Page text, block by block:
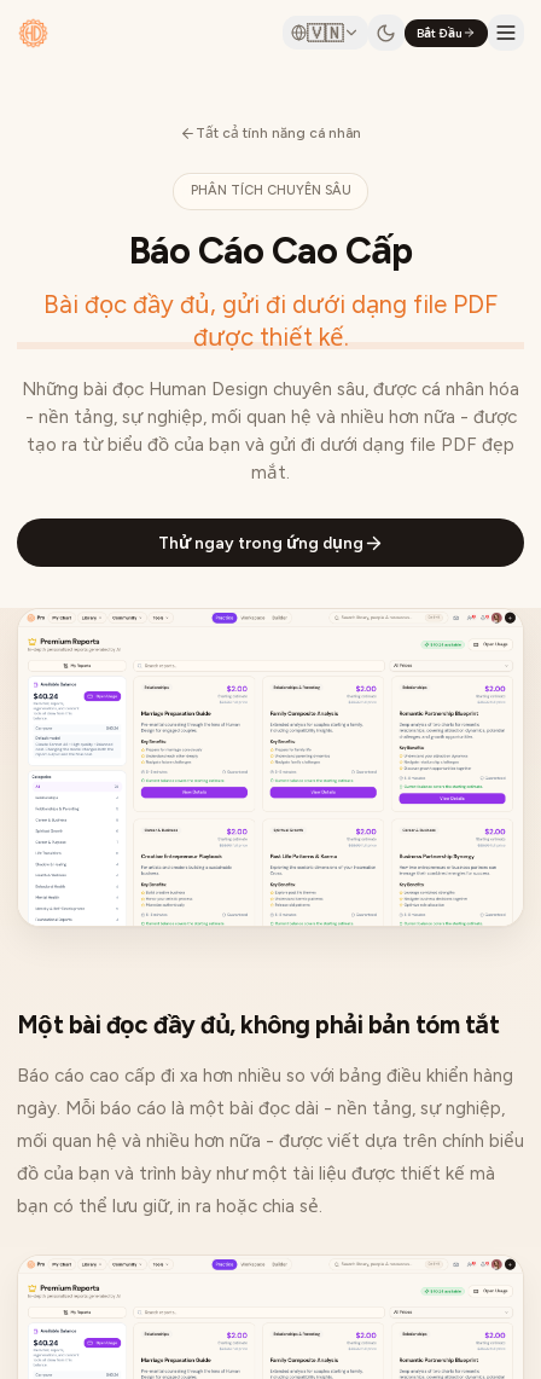
🇻🇳 Bắt Đầu
Tất cả tính năng cá nhân
PHÂN TÍCH CHUYÊN SÂU
Báo Cáo Cao Cấp
Bài đọc đầy đủ, gửi đi dưới dạng file PDF
được thiết kế.
Những bài đọc Human Design chuyên sâu, được cá nhân hóa
- nền tảng, sự nghiệp, mối quan hệ và nhiều hơn nữa - được
tạo ra từ biểu đồ của bạn và gửi đi dưới dạng file PDF đẹp
mắt.
Thử ngay trong ứng dụng
Một bài đọc đầy đủ, không phải bản tóm tắt
Báo cáo cao cấp đi xa hơn nhiều so với bảng điều khiển hàng
ngày. Mỗi báo cáo là một bài đọc dài - nền tảng, sự nghiệp,
mối quan hệ và nhiều hơn nữa - được viết dựa trên chính biểu
đồ của bạn và trình bày như một tài liệu được thiết kế mà
bạn có thể lưu giữ, in ra hoặc chia sẻ.